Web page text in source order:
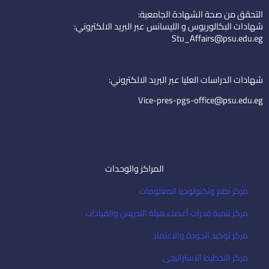
n
-
e
i
l
u
b
e
d
التحقق من صحة الشهادة الجامعية:
شهادات البكالوريوس و الليسانس عبر البريد الالكتروني:
Stu_Affairs@psu.edu.eg
شهادات الدراسات العليا عبر البريد الالكتروني:
Vice-pres-pgs-office@psu.edu.eg
المراكز والوحدات
مركز نظم وتكنولوجيا المعلومات
مركز تنمية قدرات أعضاء هيئة التدريس والقيادات
مركز توكيد الجودة والاعتماد
مركز التخطيط الاستراتيجى